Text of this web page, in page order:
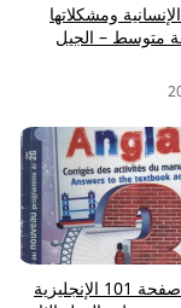
ومشكلاتها
متوسط – الجيل
حل تمارين صفحة 101 الإنجليزية